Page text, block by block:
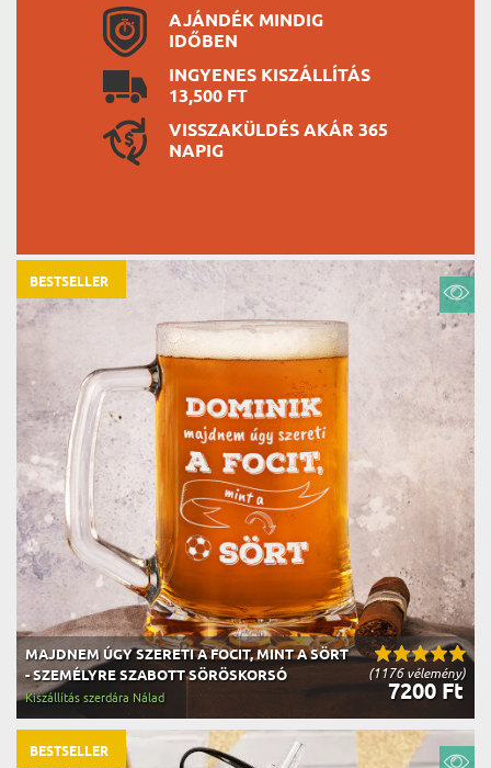
AJÁNDÉK MINDIG
IDŐBEN
INGYENES KISZÁLLÍTÁS
13,500 FT
VISSZAKÜLDÉS AKÁR 365
NAPIG
(1176 vélemény)
MAJDNEM ÚGY SZERETI A FOCIT, MINT A SÖRT
- SZEMÉLYRE SZABOTT SÖRÖSKORSÓ
7200 Ft
Kiszállítás szerdára Nálad
BESTSELLER
BESTSELLER